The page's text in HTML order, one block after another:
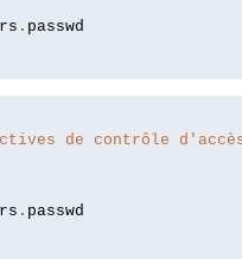
.
de contrôle
.